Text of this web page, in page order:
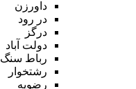
داورزن
در رود
درگز
دولت آباد
رباط سنگ
رشتخوار
رضویه